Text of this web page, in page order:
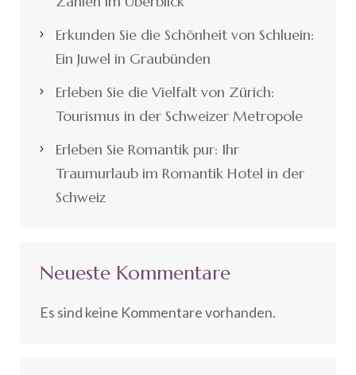
Erkunden Sie die Schönheit von Schluein:
Ein Juwel in Graubünden
Erleben Sie die Vielfalt von Zürich:
Tourismus in der Schweizer Metropole
Erleben Sie Romantik pur: Ihr
Traumurlaub im Romantik Hotel in der
Schweiz
Neueste Kommentare
Es sind keine Kommentare vorhanden.